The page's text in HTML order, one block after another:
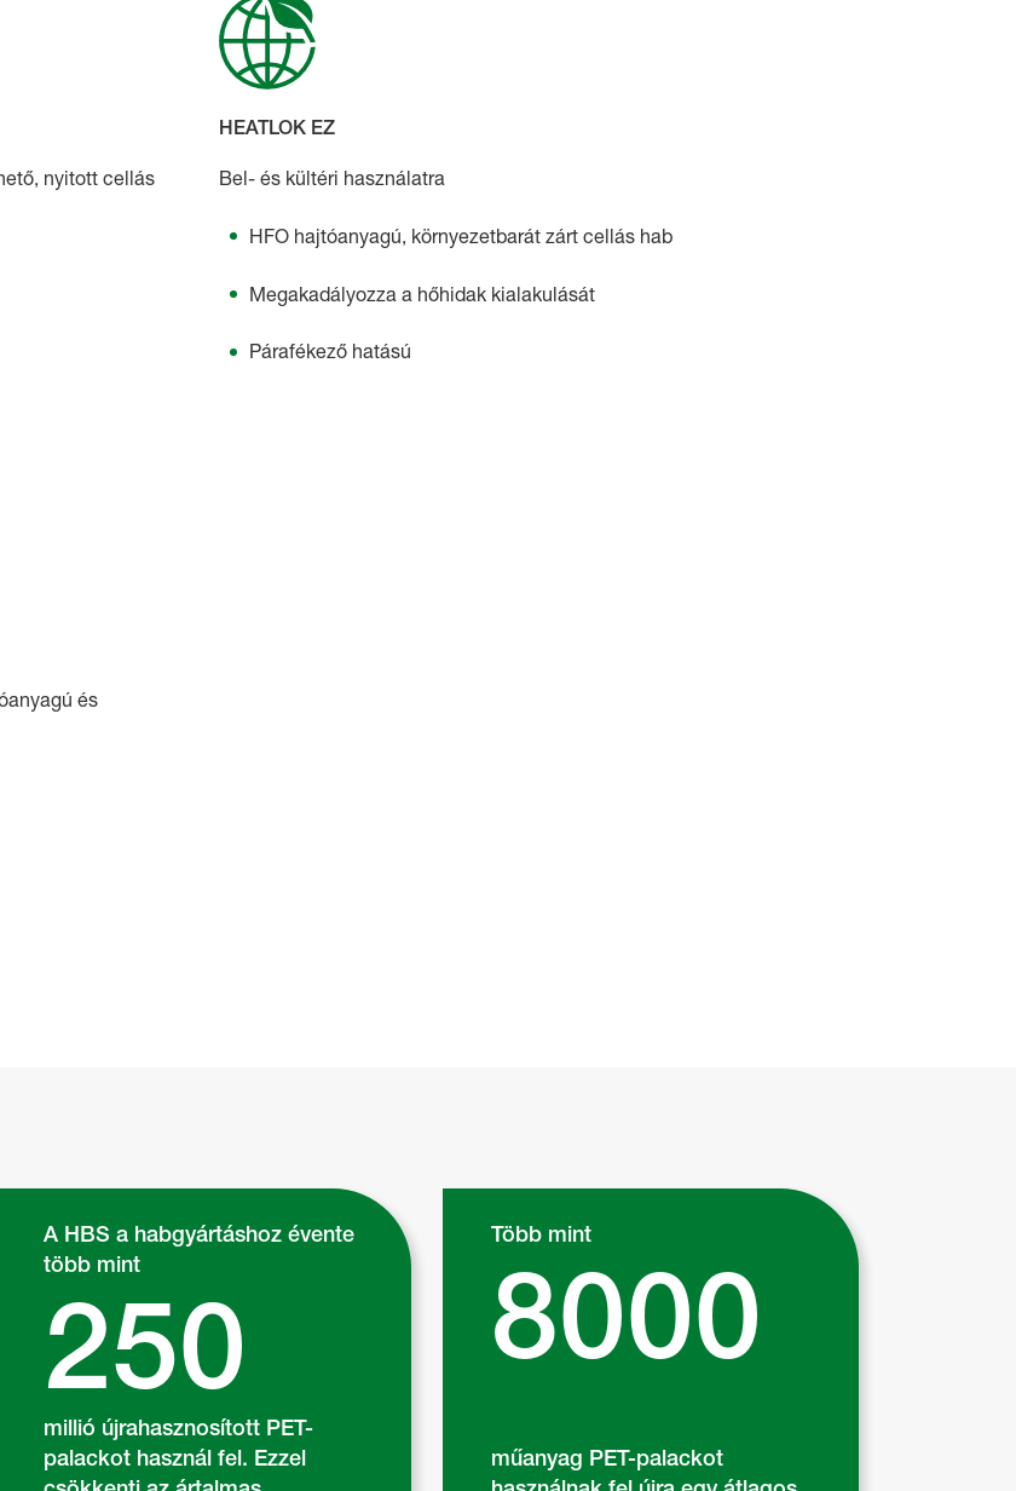
nyitott cellás
HEATLOK EZ
Bel- és kültéri használatra
HFO hajtóanyagú, környezetbarát zárt cellás hab
Megakadályozza a hőhidak kialakulását
Párafékező hatású
és
A HBS a habgyártáshoz évente
több mint
250
millió újrahasznosított PET-
palackot használ fel. Ezzel
Több mint
8000
műanyag PET-palackot